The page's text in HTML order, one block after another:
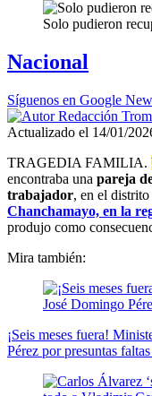
Solo pudieron
Nacional
Síguenos en Google
Actualizado el 14/01/
TRAGEDIA FAMILIA.
encontraba una pareja
trabajador, en el distrito
Chanchamayo, en la
produjo como
Mira también:
¡Seis meses fuera!
Pérez por presuntas